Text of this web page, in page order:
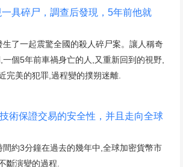
具碎尸，調查后發現，5年前他就
了一起震驚全國的殺人碎尸案。讓人稱奇
個5年前車禍身亡的人,又重新回到的視野,
完美的犯罪,過程變的撲朔迷離.
術保證交易的安全性，并且走向全球
約3分鐘在過去的幾年中,全球加密貨幣市
斷演變的過程.